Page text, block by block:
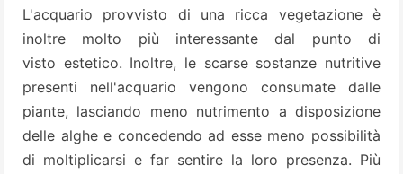
L'acquario provvisto di una ricca vegetazione è
inoltre molto più interessante dal punto di
visto estetico. Inoltre, le scarse sostanze nutritive
presenti nell'acquario vengono consumate dalle
piante, lasciando meno nutrimento a disposizione
delle alghe e concedendo ad esse meno possibilità
di moltiplicarsi e far sentire la loro presenza. Più